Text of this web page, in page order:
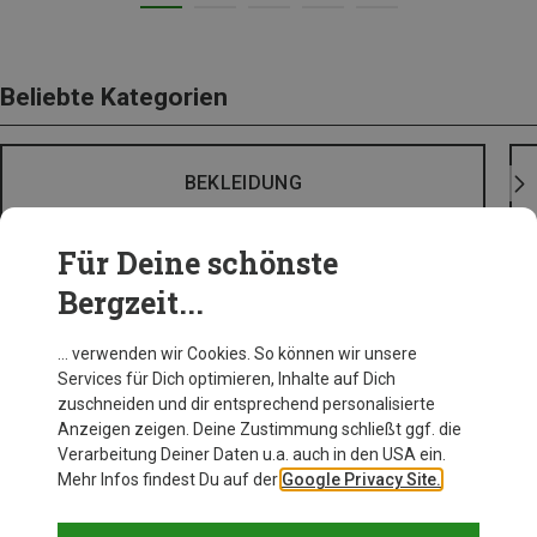
Beliebte Kategorien
BEKLEIDUNG
Für Deine schönste
Bergzeit...
… verwenden wir Cookies. So können wir unsere
Services für Dich optimieren, Inhalte auf Dich
zuschneiden und dir entsprechend personalisierte
Anzeigen zeigen. Deine Zustimmung schließt ggf. die
Verarbeitung Deiner Daten u.a. auch in den USA ein.
Mehr Infos findest Du auf der Google Privacy Site.